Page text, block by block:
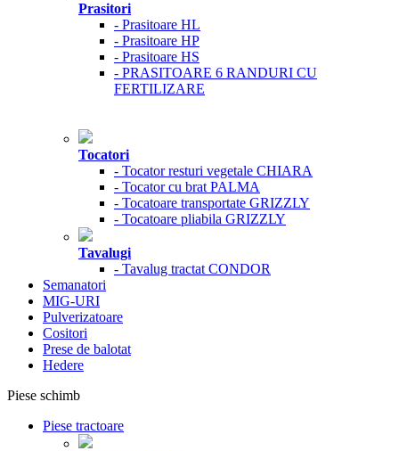
Prasitori
- Prasitoare HL
- Prasitoare HP
- Prasitoare HS
- PRASITOARE 6 RANDURI CU
FERTILIZARE
Tocatori
- Tocator resturi vegetale CHIARA
- Tocator cu brat PALMA
- Tocatoare transportate GRIZZLY
- Tocatoare pliabila GRIZZLY
Tavalugi
- Tavalug tractat CONDOR
Semanatori
MIG-URI
Pulverizatoare
Cositori
Prese de balotat
Hedere
Piese schimb
Piese tractoare